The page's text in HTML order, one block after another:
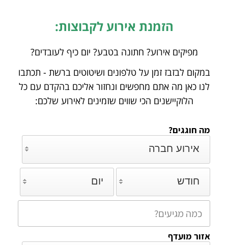
הזמנת אירוע לקבוצות:
מפיקים אירוע? חתונה בטבע? יום כיף לעובדים?
במקום לבזבז זמן על טלפונים ושיטוטים ברשת - תכתבו
לנו כאן מה אתם מחפשים ונחזור אליכםבהקדם עם כל
הלוקיישנים הכי שווים שזמינים לאירוע שלכם:
מה חוגגים?
אירוע חברה
חודש יום
אזור מועדף